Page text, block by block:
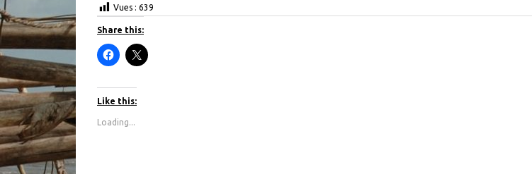
Vues : 639
Share this:
C
l
k
o
s
h
C
l
Like this:
Loading...